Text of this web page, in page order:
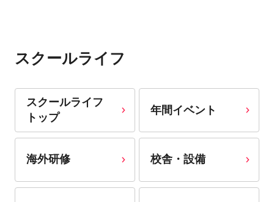
スクールライフ
スクールライフ
トップ
年間イベント
海外研修 校舎・設備